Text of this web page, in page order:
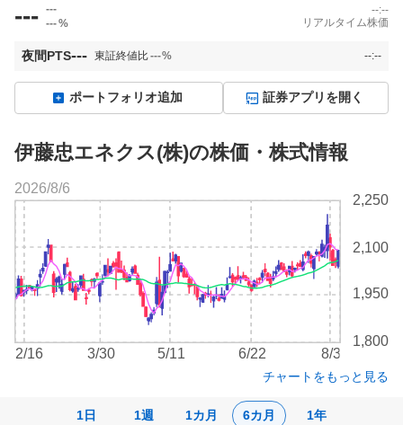
--- ---
---%
--:--
リアルタイム株価
夜間PTS--- 東証終値比---% --:--
ポートフォリオ追加 証券アプリを開く
伊藤忠エネクス(株)の株価・株式情報
1日 1週 1カ月 6カ月 1年
1,800
1,950
2,100
2,250
2/16 3/30 5/11 6/22 8/3
2026/8/6
チャートをもっと見る